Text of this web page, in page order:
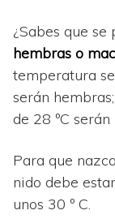
¿Sabes que se
hembras o
temperatura
serán
de 28 ºC serán
Para que
nido debe
unos 30 º C.